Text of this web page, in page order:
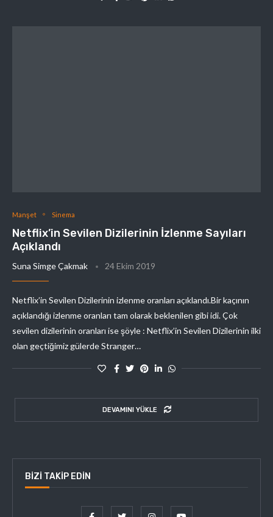
Manşet Sinema
Netflix’in Sevilen Dizilerinin İzlenme Sayıları
Açıklandı
Suna Simge Çakmak 24 Ekim 2019
Netflix’in Sevilen Dizilerinin izlenme oranları açıklandı.Bir kaçının
açıklandığı izlenme oranları tam olarak beklenilen gibi idi. Çok
sevilen dizilerinin oranları ise şöyle : Netflix’in Sevilen Dizilerinin ilki
olan geçtiğimiz gülerde Stranger…
DEVAMINI YÜKLE
BIZI TAKIP EDIN